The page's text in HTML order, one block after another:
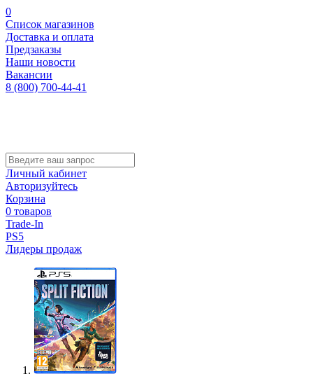
0
Список магазинов
Доставка и оплата
Предзаказы
Наши новости
Вакансии
8 (800) 700-44-41
Личный кабинет
Авторизуйтесь
Корзина
0 товаров
Trade-In
PS5
Лидеры продаж